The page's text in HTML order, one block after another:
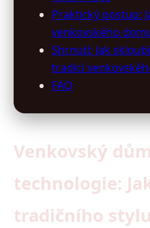
Praktický postup:
venkovského
Shrnutí: Jak
tradicí
FAQ
Venkovský
technologie:
tradičního stylu